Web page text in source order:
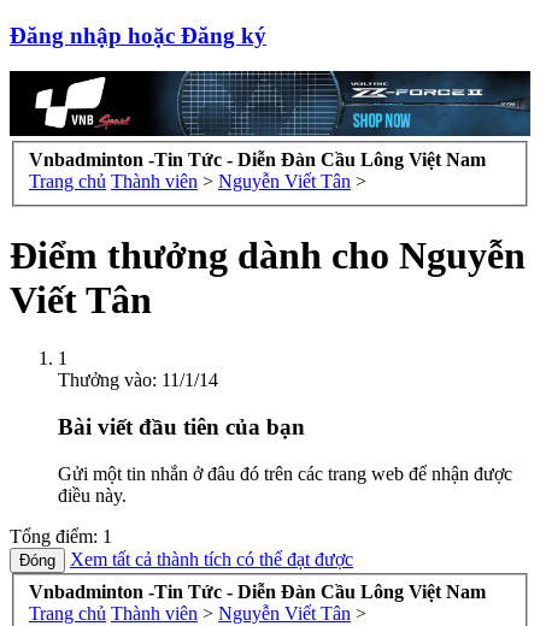
Đăng nhập hoặc Đăng ký
Vnbadminton -Tin Tức - Diễn Đàn Cầu Lông Việt Nam
Trang chủ Thành viên > Nguyễn Viết Tân >
Điểm thưởng dành cho Nguyễn
Viết Tân
1
Thưởng vào: 11/1/14
Bài viết đầu tiên của bạn
Gửi một tin nhắn ở đâu đó trên các trang web để nhận được
điều này.
Tổng điểm: 1
Xem tất cả thành tích có thể đạt được
Vnbadminton -Tin Tức - Diễn Đàn Cầu Lông Việt Nam
Trang chủ Thành viên > Nguyễn Viết Tân >